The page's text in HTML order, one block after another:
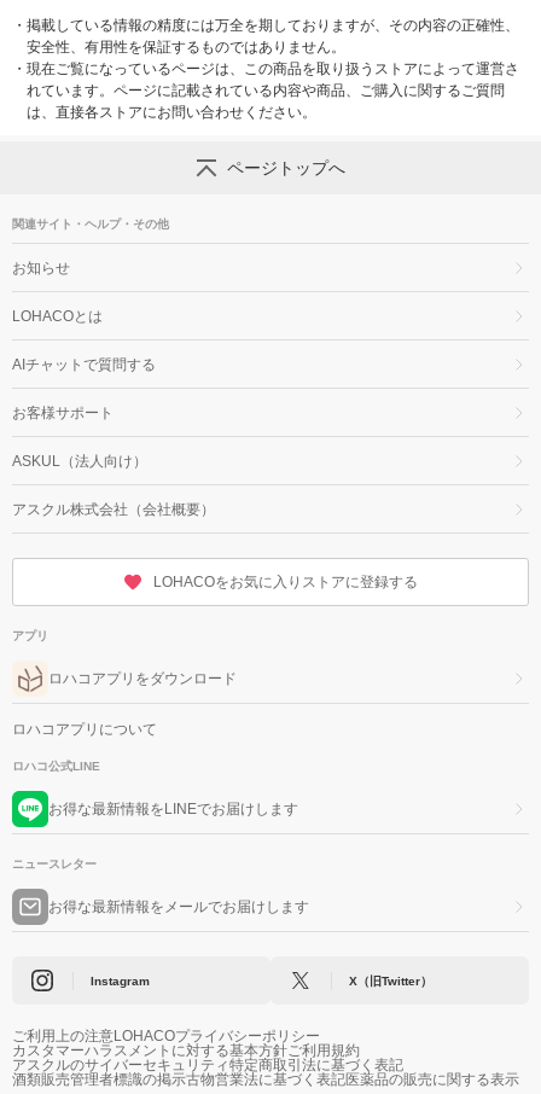
・ 掲載している情報の精度には万全を期しておりますが、その内容の正確性、
安全性、有用性を保証するものではありません。
・ 現在ご覧になっているページは、この商品を取り扱うストアによって運営さ
れています。ページに記載されている内容や商品、ご購入に関するご質問
は、直接各ストアにお問い合わせください。
ページトップへ
関連サイト・ヘルプ・その他
お知らせ
LOHACOとは
AIチャットで質問する
お客様サポート
ASKUL（法人向け）
アスクル株式会社（会社概要）
LOHACOをお気に入りストアに登録する
アプリ
ロハコアプリをダウンロード
ロハコアプリについて
ロハコ公式LINE
お得な最新情報をLINEでお届けします
ニュースレター
お得な最新情報をメールでお届けします
Instagram X（旧Twitter）
ご利用上の注意LOHACOプライバシーポリシー
カスタマーハラスメントに対する基本方針ご利用規約
アスクルのサイバーセキュリティ特定商取引法に基づく表記
酒類販売管理者標識の掲示古物営業法に基づく表記医薬品の販売に関する表示